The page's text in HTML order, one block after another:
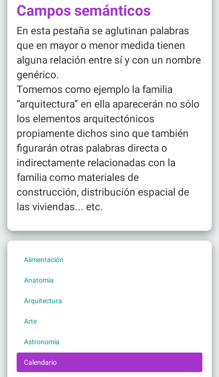
Campos semánticos
En esta pestaña se aglutinan palabras
que en mayor o menor medida tienen
alguna relación entre sí y con un nombre
genérico.
Tomemos como ejemplo la familia
“arquitectura” en ella aparecerán no sólo
los elementos arquitectónicos
propiamente dichos sino que también
figurarán otras palabras directa o
indirectamente relacionadas con la
familia como materiales de
construcción, distribución espacial de
las viviendas... etc.
Alimentación
Anatomía
Arquitectura
Arte
Astronomía
Calendario